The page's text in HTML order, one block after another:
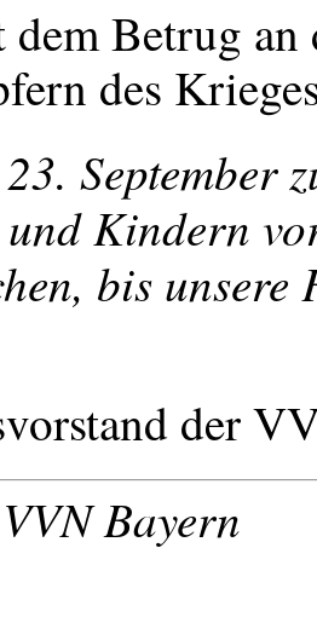
dem Betrug
des
September
Kindern
bis
der
VVNBayern